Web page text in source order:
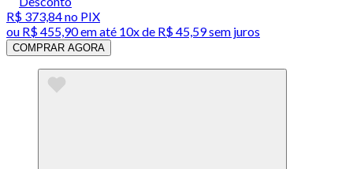
R$ 373,84no PIX
ou R$ 455,90em até 10x de R$ 45,59 sem juros
COMPRAR AGORA